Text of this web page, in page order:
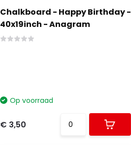
Chalkboard - Happy Birthday -
40x19inch - Anagram
Op voorraad
€ 3,50